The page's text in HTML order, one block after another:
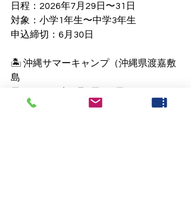
日程：2026年7月29日〜31日
対象：小学1年生〜中学3年生
申込締切：6月30日
🏝 沖縄サマーキャンプ（沖縄県渡嘉敷
島
対象：小学2年生以上